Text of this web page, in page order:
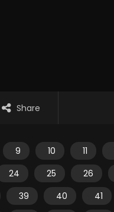
Share
9 10 11
24 25 26
39 40 41